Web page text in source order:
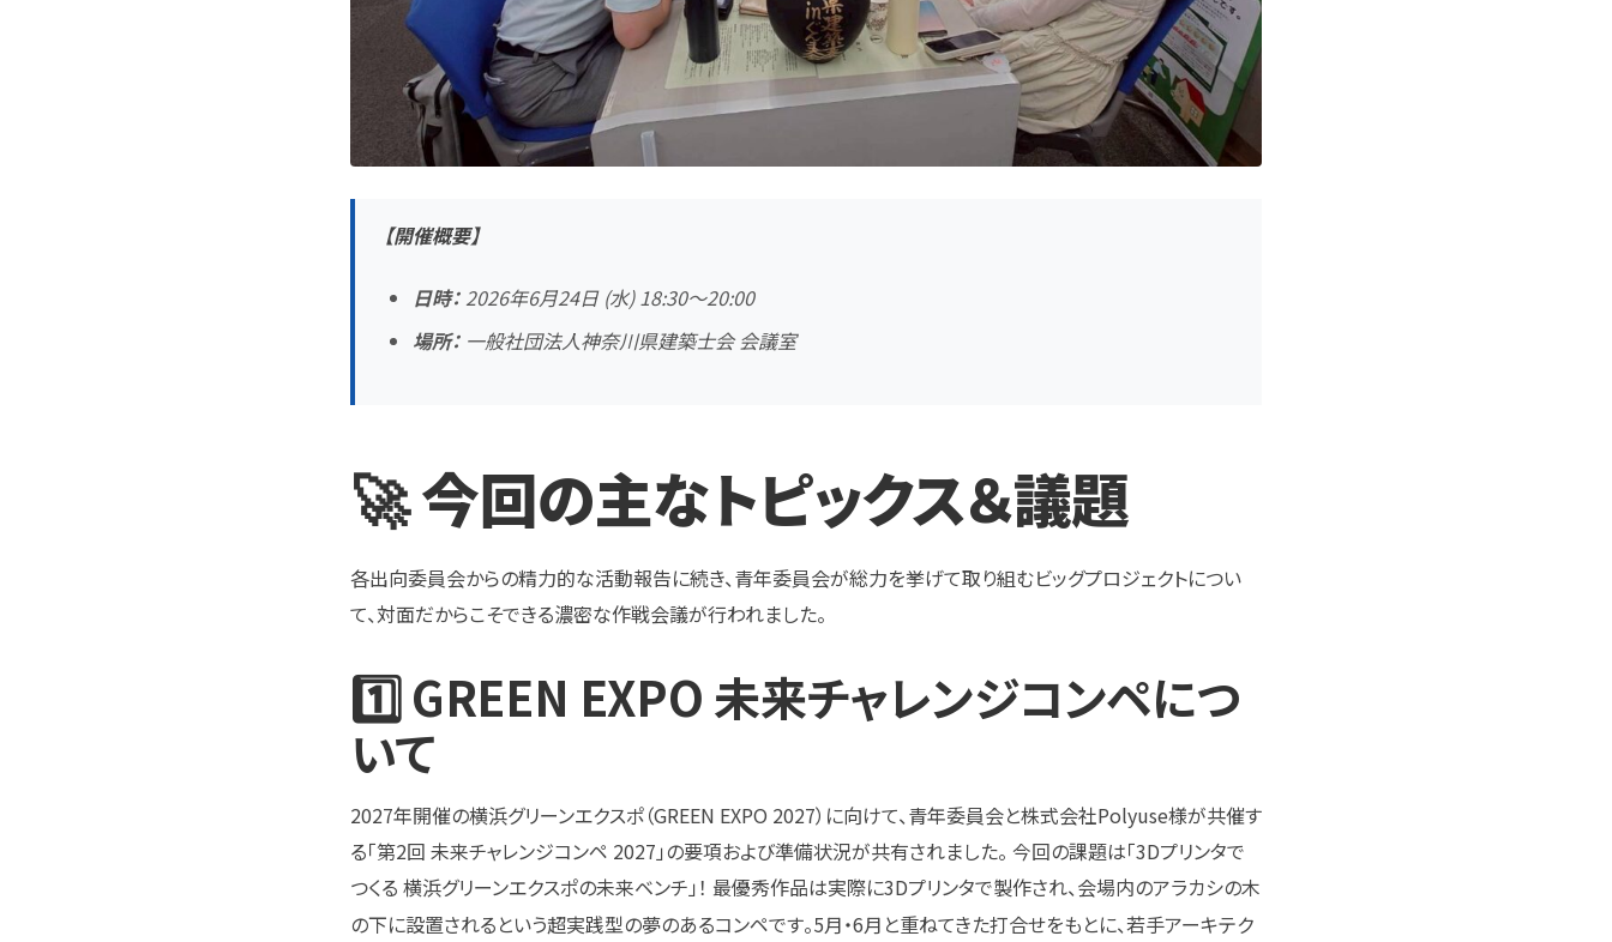
【開催概要】
日時： 2026年6月24日 (水) 18:30～20:00
場所： 一般社団法人神奈川県建築士会 会議室
🚀 今回の主なトピックス＆議題
各出向委員会からの精力的な活動報告に続き、青年委員会が総力を挙げて取り組むビッグプロジェクトについ
て、対面だからこそできる濃密な作戦会議が行われました。
1️⃣ GREEN EXPO 未来チャレンジコンペにつ
いて
2027年開催の横浜グリーンエクスポ（GREEN EXPO 2027）に向けて、青年委員会と株式会社Polyuse様が共催す
る「第2回 未来チャレンジコンペ 2027」の要項および準備状況が共有されました。 今回の課題は「3Dプリンタで
つくる 横浜グリーンエクスポの未来ベンチ」！ 最優秀作品は実際に3Dプリンタで製作され、会場内のアラカシの木
の下に設置されるという超実践型の夢のあるコンペです。5月・6月と重ねてきた打合せをもとに、若手アーキテク